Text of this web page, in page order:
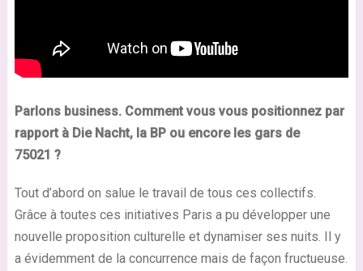
Parlons business. Comment vous vous positionnez par
rapport à Die Nacht, la BPou encore les gars de
75021 ?
Tout d’abord on salue le travail de tous ces collectifs.
Grâce à toutes ces initiatives Paris a pu développer une
nouvelle proposition culturelle et dynamiser ses nuits. Il y
a évidemment de la concurrence mais de façon fructueuse.